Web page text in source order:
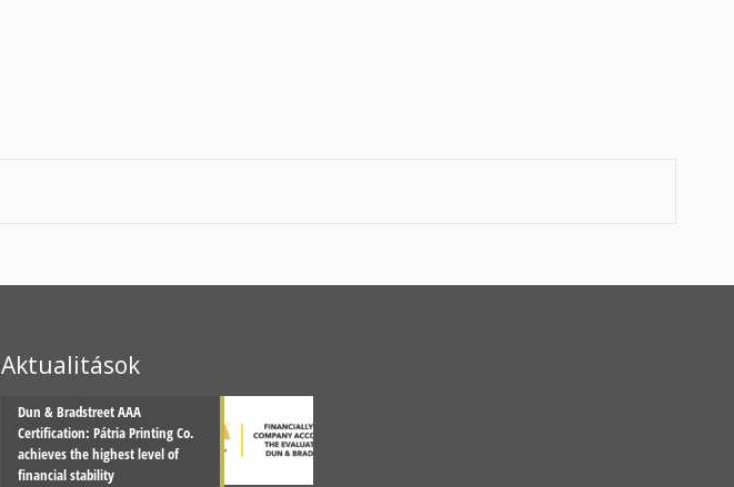
Aktualitások
Dun & Bradstreet AAA
Certification: Pátria Printing Co.
achieves the highest level of
financial stability